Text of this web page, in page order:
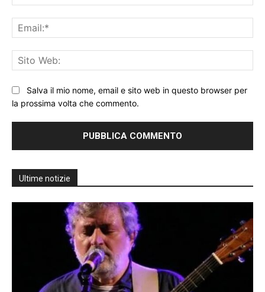
Salva il mio nome, email e sito web in questo browser per
la prossima volta che commento.
Ultime notizie